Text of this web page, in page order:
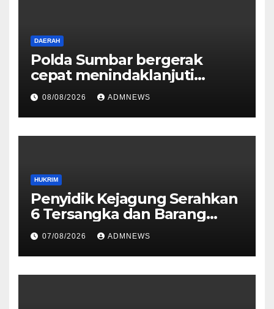
DAERAH
Polda Sumbar bergerak
cepat menindaklanjuti
dugaan insiden pemukulan
yang diduga melibatkan
seorang oknum perwira Polri
08/08/2026 ADMNEWS
HUKRIM
Penyidik Kejagung Serahkan
6 Tersangka dan Barang
Bukti Perkara Korupsi
PETRAL, PES dan ISC ke JPU
Kejari Jakarta Pusat
07/08/2026 ADMNEWS